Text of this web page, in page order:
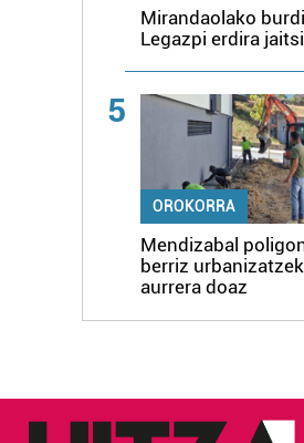
Mirandaolako
Legazpi erdira
5
OROKORRA
Mendizabal
berriz
aurrera doaz